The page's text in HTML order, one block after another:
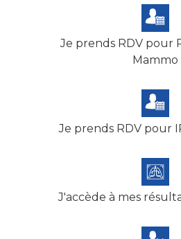
Je prends RDV pour
Mammo
Je prends RDV pour
J'accède à mes